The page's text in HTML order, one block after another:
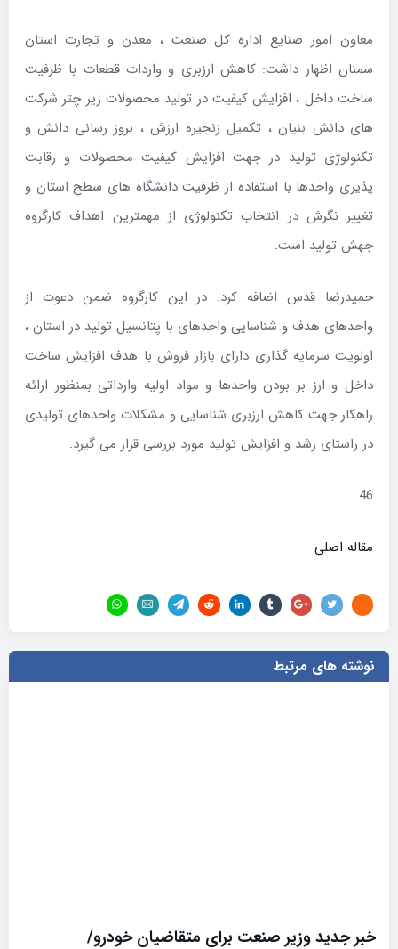
معاون امور صنایع اداره کل صنعت ، معدن و تجارت استان
سمنان اظهار داشت: کاهش ارزبری و واردات قطعات با ظرفیت
ساخت داخل ، افزایش کیفیت در تولید محصولات زیر چتر شرکت
های دانش بنیان ، تکمیل زنجیره ارزش ، بروز رسانی دانش و
تکنولوژی تولید در جهت افزایش کیفیت محصولات و رقابت
پذیری واحدها با استفاده از ظرفیت دانشگاه های سطح استان و
تغییر نگرش در انتخاب تکنولوژی از مهمترین اهداف کارگروه
جهش تولید است.
حمیدرضا قدس اضافه کرد: در این کارگروه ضمن دعوت از
واحدهای هدف و شناسایی واحدهای با پتانسیل تولید در استان ،
اولویت سرمایه گذاری دارای بازار فروش با هدف افزایش ساخت
داخل و ارز بر بودن واحدها و مواد اولیه وارداتی بمنظور ارائه
راهکار جهت کاهش ارزبری شناسایی و مشکلات واحدهای تولیدی
در راستای رشد و افزایش تولید مورد بررسی قرار می گیرد.
46
مقاله اصلی
نوشته های مرتبط
خبر جدید وزیر صنعت برای متقاضیان خودرو/